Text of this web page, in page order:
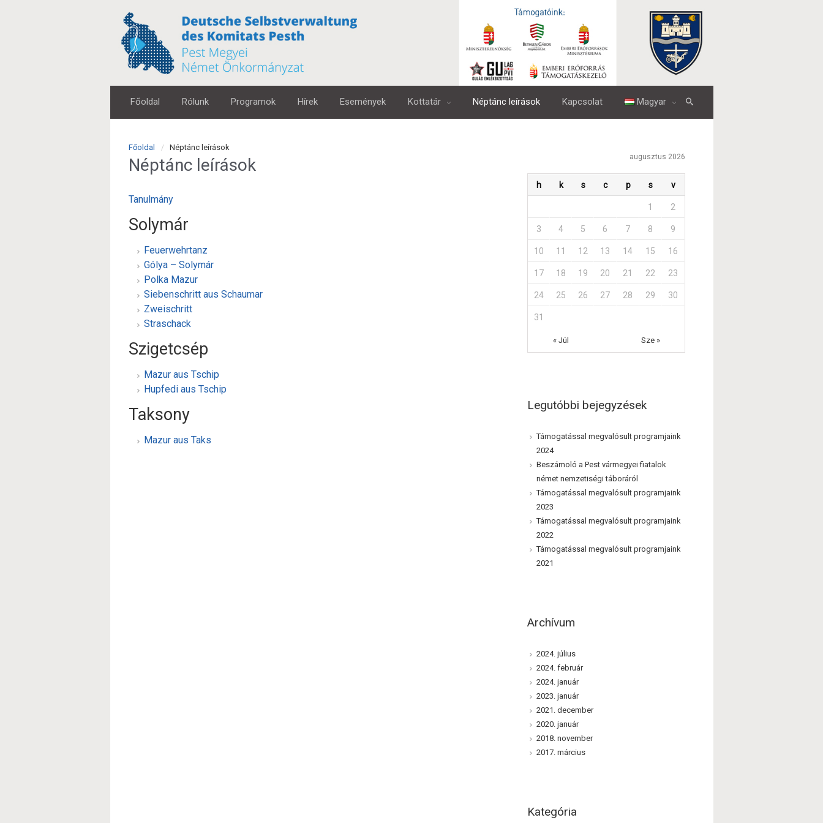
Főoldal Rólunk Programok Hírek Események Kottatár Néptánc leírások Kapcsolat Magyar
Főoldal Néptánc leírások
Néptánc leírások
Tanulmány
Solymár
Feuerwehrtanz
Gólya – Solymár
Polka Mazur
Siebenschritt aus Schaumar
Zweischritt
Straschack
Szigetcsép
Mazur aus Tschip
Hupfedi aus Tschip
Taksony
Mazur aus Taks
augusztus 2026
h k s c p s v
« Júl Sze »
1 2
3 4 5 6 7 8 9
10 11 12 13 14 15 16
17 18 19 20 21 22 23
24 25 26 27 28 29 30
31
Legutóbbi bejegyzések
Támogatással megvalósult programjaink
2024
Beszámoló a Pest vármegyei fiatalok
német nemzetiségi táboráról
Támogatással megvalósult programjaink
2023
Támogatással megvalósult programjaink
2022
Támogatással megvalósult programjaink
2021
Archívum
2024. július
2024. február
2024. január
2023. január
2021. december
2020. január
2018. november
2017. március
Kategória